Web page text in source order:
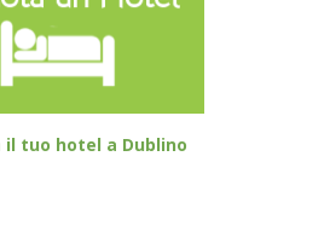
il tuo hotel a Dublino